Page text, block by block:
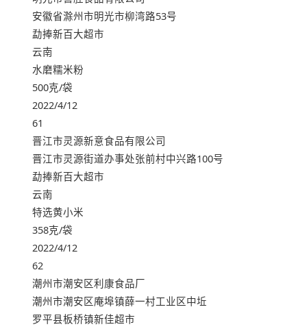
安徽省滁州市明光市柳湾路53号
勐捧新百大超市
云南
水磨糯米粉
500克/袋
2022/4/12
61
晋江市灵源新意食品有限公司
晋江市灵源街道办事处张前村中兴路100号
勐捧新百大超市
云南
特选黄小米
358克/袋
2022/4/12
62
潮州市潮安区利康食品厂
潮州市潮安区庵埠镇薛一村工业区中坵
罗平县板桥镇新佳超市